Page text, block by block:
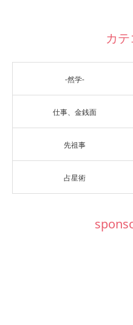
カ
-然学-
仕事、金銭面
先祖事
占星術